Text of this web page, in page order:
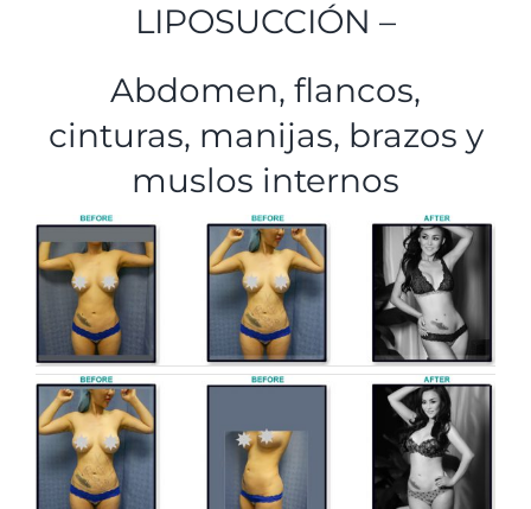
LIPOSUCCIÓN –
Abdomen, flancos,
cinturas, manijas, brazos y
muslos internos